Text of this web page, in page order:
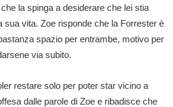
la spinga a desiderare che lei stia
sua vita. Zoe risponde che la Forrester è
spazio per entrambe, motivo per
via subito.
restare solo per poter star vicino a
dalle parole di Zoe e ribadisce che